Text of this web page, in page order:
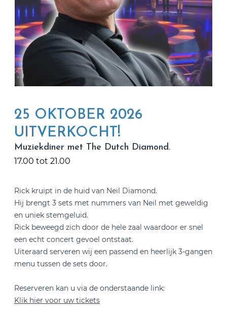
25 OKTOBER 2026
UITVERKOCHT!
Muziekdiner met The Dutch Diamond.
17.00 tot 21.00
Rick kruipt in de huid van Neil Diamond.
Hij brengt 3 sets met nummers van Neil met geweldig
en uniek stemgeluid.
Rick beweegd zich door de hele zaal waardoor er snel
een echt concert gevoel ontstaat.
Uiteraard serveren wij een passend en heerlijk 3-gangen
menu tussen de sets door.
Reserveren kan u via de onderstaande link:
Klik hier voor uw tickets